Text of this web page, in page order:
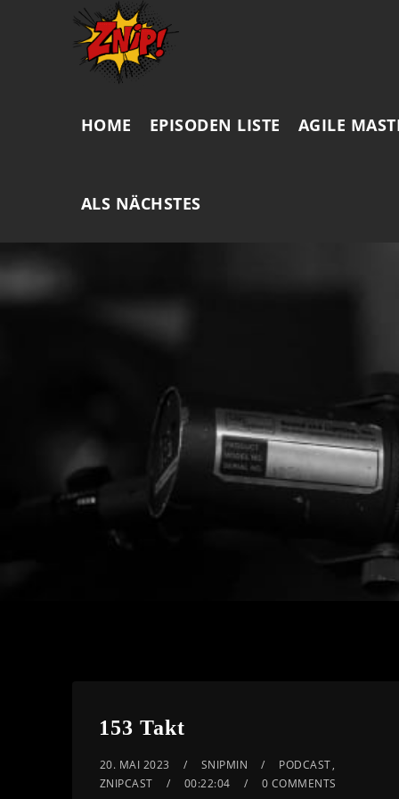
HOME EPISODEN LISTE AGILE
ALS NÄCHSTES
153 Takt
20. MAI 2023 SNIPMIN PODCAST,
ZNIPCAST
00:22:04 0 COMMENTS